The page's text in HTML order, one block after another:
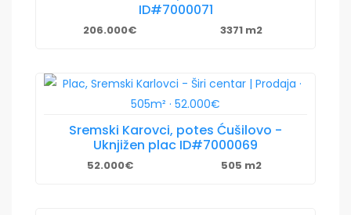
ID#7000071
206.000€ 3371 m2
Sremski Karovci, potes Ćušilovo -
Uknjižen plac ID#7000069
52.000€ 505 m2